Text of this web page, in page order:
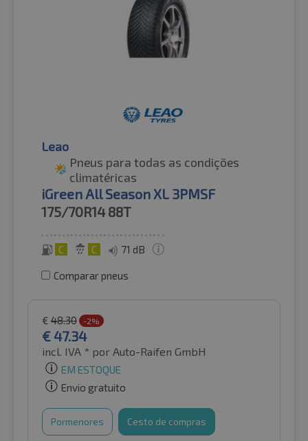
Leao
Pneus para todas as condições
climatéricas
iGreen All Season XL 3PMSF
175/70R14 88T
C C 71 dB
Comparar pneus
€ 48.30 -2%
€ 47.34
incl. IVA * por Auto-Raifen GmbH
EM ESTOQUE
Envio gratuito
Pormenores Cesto de compras